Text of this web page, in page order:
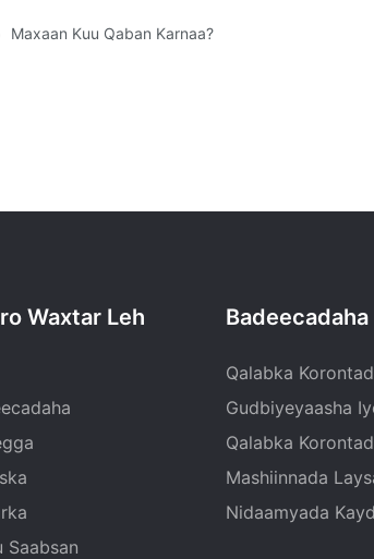
Khadka Goynta Isgoyska Ah
Maxaan Kuu Qaban Karnaa?
Waxtar Leh
Saabsan
Badeecadaha
Qalabka
Gudbiyeyaasha
Qalabka
Mashiinnada
Nidaamyada